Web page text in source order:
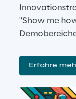
"Show me
Erfahre